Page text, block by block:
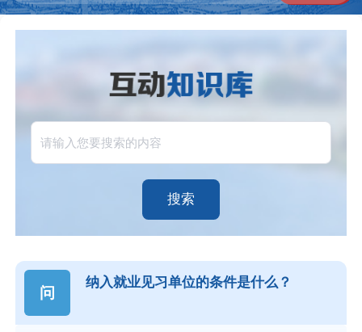
搜索
问
纳入就业见习单位的条件是什么？